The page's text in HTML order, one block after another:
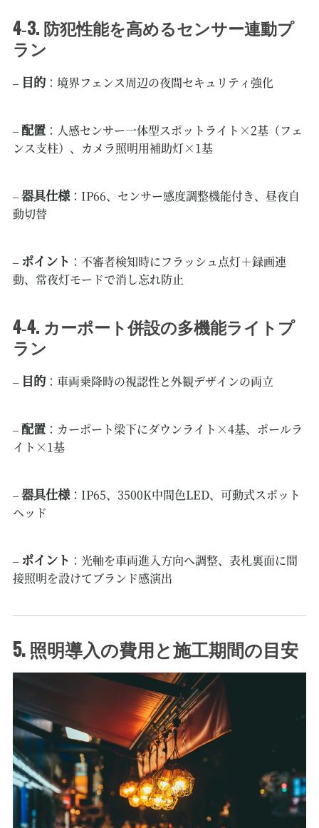
4‑3. 防犯性能を高めるセンサー連動プ
ラン
– 目的：境界フェンス周辺の夜間セキュリティ強化
–配置：人感センサー一体型スポットライト×2基（フェ
ンス支柱）、カメラ照明用補助灯×1基
–器具仕様：IP66、センサー感度調整機能付き、昼夜自
動切替
– ポイント ：不審者検知時にフラッシュ点灯＋録画連
動、常夜灯モードで消し忘れ防止
4‑4. カーポート併設の多機能ライトプ
ラン
– 目的：車両乗降時の視認性と外観デザインの両立
–配置：カーポート梁下にダウンライト×4基、ポールラ
イト×1基
–器具仕様：IP65、3500K中間色LED、可動式スポット
ヘッド
– ポイント ：光軸を車両進入方向へ調整、表札裏面に間
接照明を設けてブランド感演出
5. 照明導入の費用と施工期間の目安